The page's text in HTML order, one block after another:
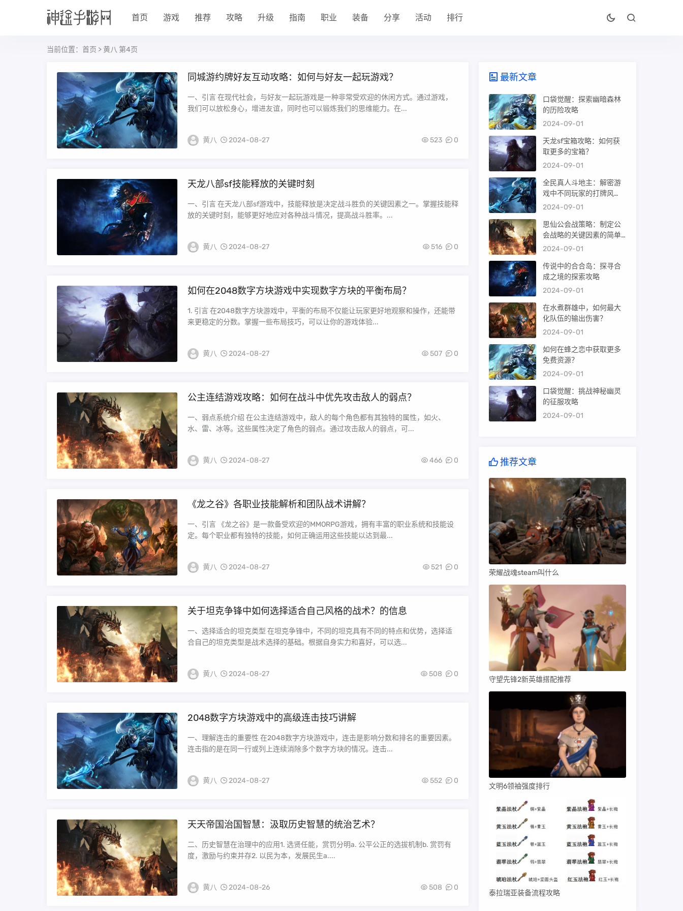
首页 游戏 推荐 攻略 升级 指南 职业 装备 分享 活动 排行
当前位置： 首页 > 黄八 第4页
同城游约牌好友互动攻略：如何与好友一起玩游戏？
一、引言 在现代社会，与好友一起玩游戏是一种非常受欢迎的休闲方式。通过游戏，
我们可以放松身心，增进友谊，同时也可以锻炼我们的思维能力。在...
黄八 2024-08-27 523 0
天龙八部sf技能释放的关键时刻
一、引言 在天龙八部sf游戏中，技能释放是决定战斗胜负的关键因素之一。掌握技能释
放的关键时刻，能够更好地应对各种战斗情况，提高战斗胜率。...
黄八 2024-08-27 516 0
如何在2048数字方块游戏中实现数字方块的平衡布局？
1. 引言 在2048数字方块游戏中，平衡的布局不仅能让玩家更好地观察和操作，还能带
来更稳定的分数。掌握一些布局技巧，可以让你的游戏体验...
黄八 2024-08-27 507 0
公主连结游戏攻略：如何在战斗中优先攻击敌人的弱点？
一、弱点系统介绍 在公主连结游戏中，敌人的每个角色都有其独特的属性，如火、
水、雷、冰等。这些属性决定了角色的弱点。通过攻击敌人的弱点，可...
黄八 2024-08-27 466 0
《龙之谷》各职业技能解析和团队战术讲解？
一、引言 《龙之谷》是一款备受欢迎的MMORPG游戏，拥有丰富的职业系统和技能设
定。每个职业都有独特的技能，如何正确运用这些技能以达到最...
黄八 2024-08-27 521 0
关于坦克争锋中如何选择适合自己风格的战术？的信息
一、选择适合的坦克类型 在坦克争锋中，不同的坦克具有不同的特点和优势，选择适
合自己的坦克类型是战术选择的基础。根据自身实力和喜好，可以选...
黄八 2024-08-27 508 0
2048数字方块游戏中的高级连击技巧讲解
一、理解连击的重要性 在2048数字方块游戏中，连击是影响分数和排名的重要因素。
连击指的是在同一行或列上连续消除多个数字方块的情况。连击...
黄八 2024-08-27 552 0
天天帝国治国智慧：汲取历史智慧的统治艺术？
二、历史智慧在治理中的应用1. 选贤任能，赏罚分明a. 公平公正的选拔机制b. 赏罚有
度，激励与约束并存2. 以民为本，发展民生a....
黄八 2024-08-26 508 0
最新文章
口袋觉醒：探索幽暗森林
的历险攻略
2024-09-01
天龙sf宝箱攻略：如何获
取更多的宝箱？
2024-09-01
全民真人斗地主：解密游
戏中不同玩家的打牌风
格？的简单介绍
2024-09-01
思仙公会战策略：制定公
会战略的关键因素的简单
介绍
2024-09-01
传说中的合合岛：探寻合
成之境的探索攻略
2024-09-01
在水煮群雄中，如何最大
化队伍的输出伤害？
2024-09-01
如何在蜂之恋中获取更多
免费资源？
2024-09-01
口袋觉醒：挑战神秘幽灵
的征服攻略
2024-09-01
推荐文章
荣耀战魂steam叫什么
守望先锋2新英雄搭配推荐
文明6领袖强度排行
泰拉瑞亚装备流程攻略